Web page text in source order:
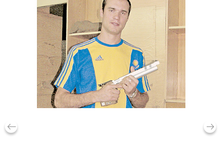
keyboard_backspace arrow_right_alt